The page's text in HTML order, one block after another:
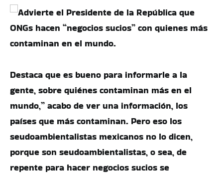
Destaca que es bueno para informarle a la
gente, sobre quiénes contaminan más en el
mundo,” acabo de ver una información, los
países que más contaminan. Pero eso los
seudoambientalistas mexicanos no lo dicen,
porque son seudoambientalistas, o sea, de
repente para hacer negocios sucios se